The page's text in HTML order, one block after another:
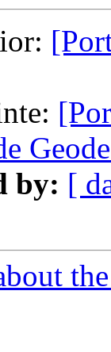
by: [